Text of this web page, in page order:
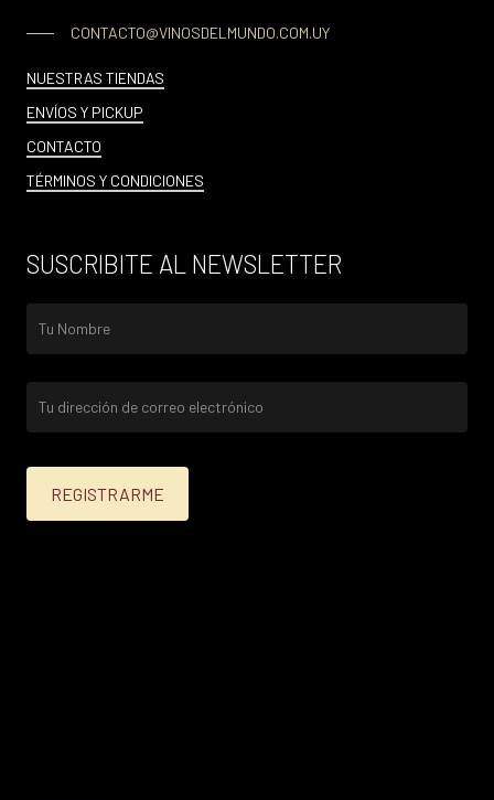
CONTACTO@VINOSDELMUNDO.COM.UY
NUESTRAS TIENDAS
ENVÍOS Y PICKUP
CONTACTO
TÉRMINOS Y CONDICIONES
SUSCRIBITE AL NEWSLETTER